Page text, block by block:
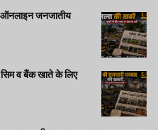
जनजातीय
व बैंक खाते के लिए